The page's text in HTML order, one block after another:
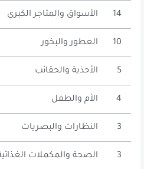
الأسواق والمتاجر الكبرى 14
العطور والبخور 10
الأحذية والحقائب 5
الأم والطفل 4
النظارات والبصريات 3
الصحة والمكملات الغذائية 3